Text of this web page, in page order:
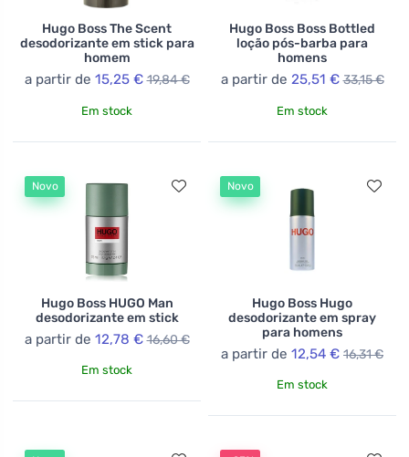
Hugo Boss The Scent
desodorizante em stick para
homem
a partir de 15,25 € 19,84 €
Em stock
Hugo Boss Boss Bottled
loção pós-barba para
homens
a partir de 25,51 € 33,15 €
Em stock
Novo
Hugo Boss HUGO Man
desodorizante em stick
a partir de 12,78 € 16,60 €
Em stock
Novo
Hugo Boss Hugo
desodorizante em spray
para homens
a partir de 12,54 € 16,31 €
Em stock